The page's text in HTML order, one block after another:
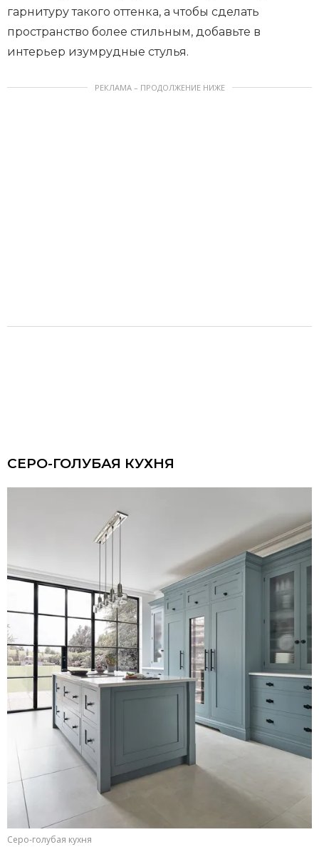
гарнитуру такого оттенка, а чтобы сделать
пространство более стильным, добавьте в
интерьер изумрудные стулья.
РЕКЛАМА – ПРОДОЛЖЕНИЕ НИЖЕ
СЕРО-ГОЛУБАЯ КУХНЯ
Серо-голубая кухня